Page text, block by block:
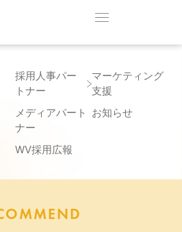
採用人事パー
トナー
マーケティング
支援
メディアパート
ナー
お知らせ
WV採用広報